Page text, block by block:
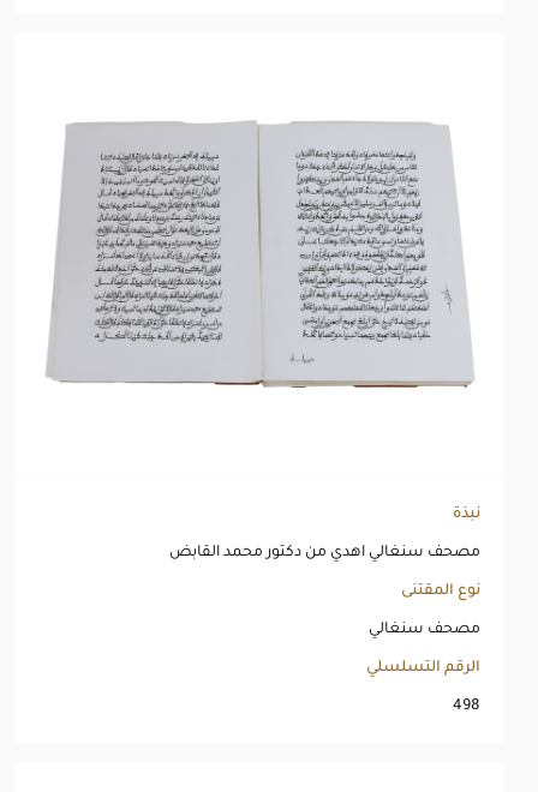
نبذة
مصحف سنغالي اهدي من دكتور محمد القابض
نوع المقتنى
مصحف سنغالي
الرقم التسلسلي
498